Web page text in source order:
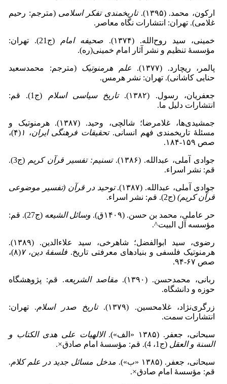
ارکون، محمد. (۱۳۹۵). تاریخمندی تفکر اسلامی (مترجم: رحیم
غلامی). تهران: انتشارات نگاه معاصر.
خمینی، سید روح‌الله. (۱۳۷۴). صحیفه امام
(ج21). تهران:
مؤسسۀ تنظیم و نشر آثار امام خمینی(ره).
پالمر، ریچارد. (۱۳۷۷). علم هرمنوتیک (مترجم: محمدسعید
حنایی کاشانی). تهران: نشر هرمس.
جعفریان، رسول. (۱۳۸۲). تاریخ سیاسی اسلام
(ج1). قم:
انتشارات دلیل ما.
جمشیدی‌ها، غلامرضا؛ شالچی، وحید. (۱۳۸۷). هرمنوتیک و
مسئلهٔ تاریخمندی فهم انسانی.تحقیقات فرهنگی ایران، ۱
(۴)،
صص ۱۵۹‑۱۸۴.
جوادی آملی، عبدالله. (۱۳۸۶). تسنیم: تفسیر قرآن کریم
(ج3).
قم: نشر اسراء.
جوادی آملی، عبدالله. (۱۳۸۷).
توحید در قرآن (تفسیر موضوعی
قرآن کریم) (ج2). قم: نشر اسراء.
حر عاملی، محمد بن حسن. (۱۴۰۹ق). وسائل الشیعه
(ج27). قم:
مؤسسه آل البیت^.
رضوی، سید ابوالفضل؛ شاهرخی، سید علاءالدین. (۱۳۸۹).
هرمنوتیک فلسفی و بنیادهای معرفتی تاریخ. فلسفۀ دین،۷
(۸)،
صص ۶۷‑۹۴.
ربانی، محمدحسن. (۱۳۹۰). مقاصد الشریعه. قم: پژوهشگاه
حوزه و دانشگاه.
زرگری‌نژاد، غلامحسین. (۱۳۷۹). تاریخ صدر اسلام. تهران:
انتشارات سمت.
سبحانی، جعفر. (۱۳۸۵ «الف»).
الالهیات علی هدی الکتاب و
السنة و العقل (ج1، 4). قم: مؤسسۀ امام صادق×.
سبحانی، جعفر. (۱۳۸۵ «ب»). مدخل مسائل جدید در علم کلام.
قم: مؤسسۀ امام صادق×.